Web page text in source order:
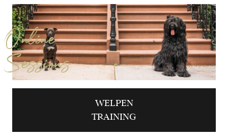
Online
Sessions
WELPEN
TRAINING